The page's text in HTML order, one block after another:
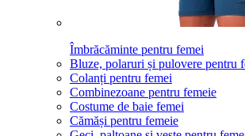
Îmbrăcăminte pentru femei
Bluze, polaruri și pulovere pentru
Colanți pentru femei
Combinezoane pentru femeie
Costume de baie femei
Cămăși pentru femeie